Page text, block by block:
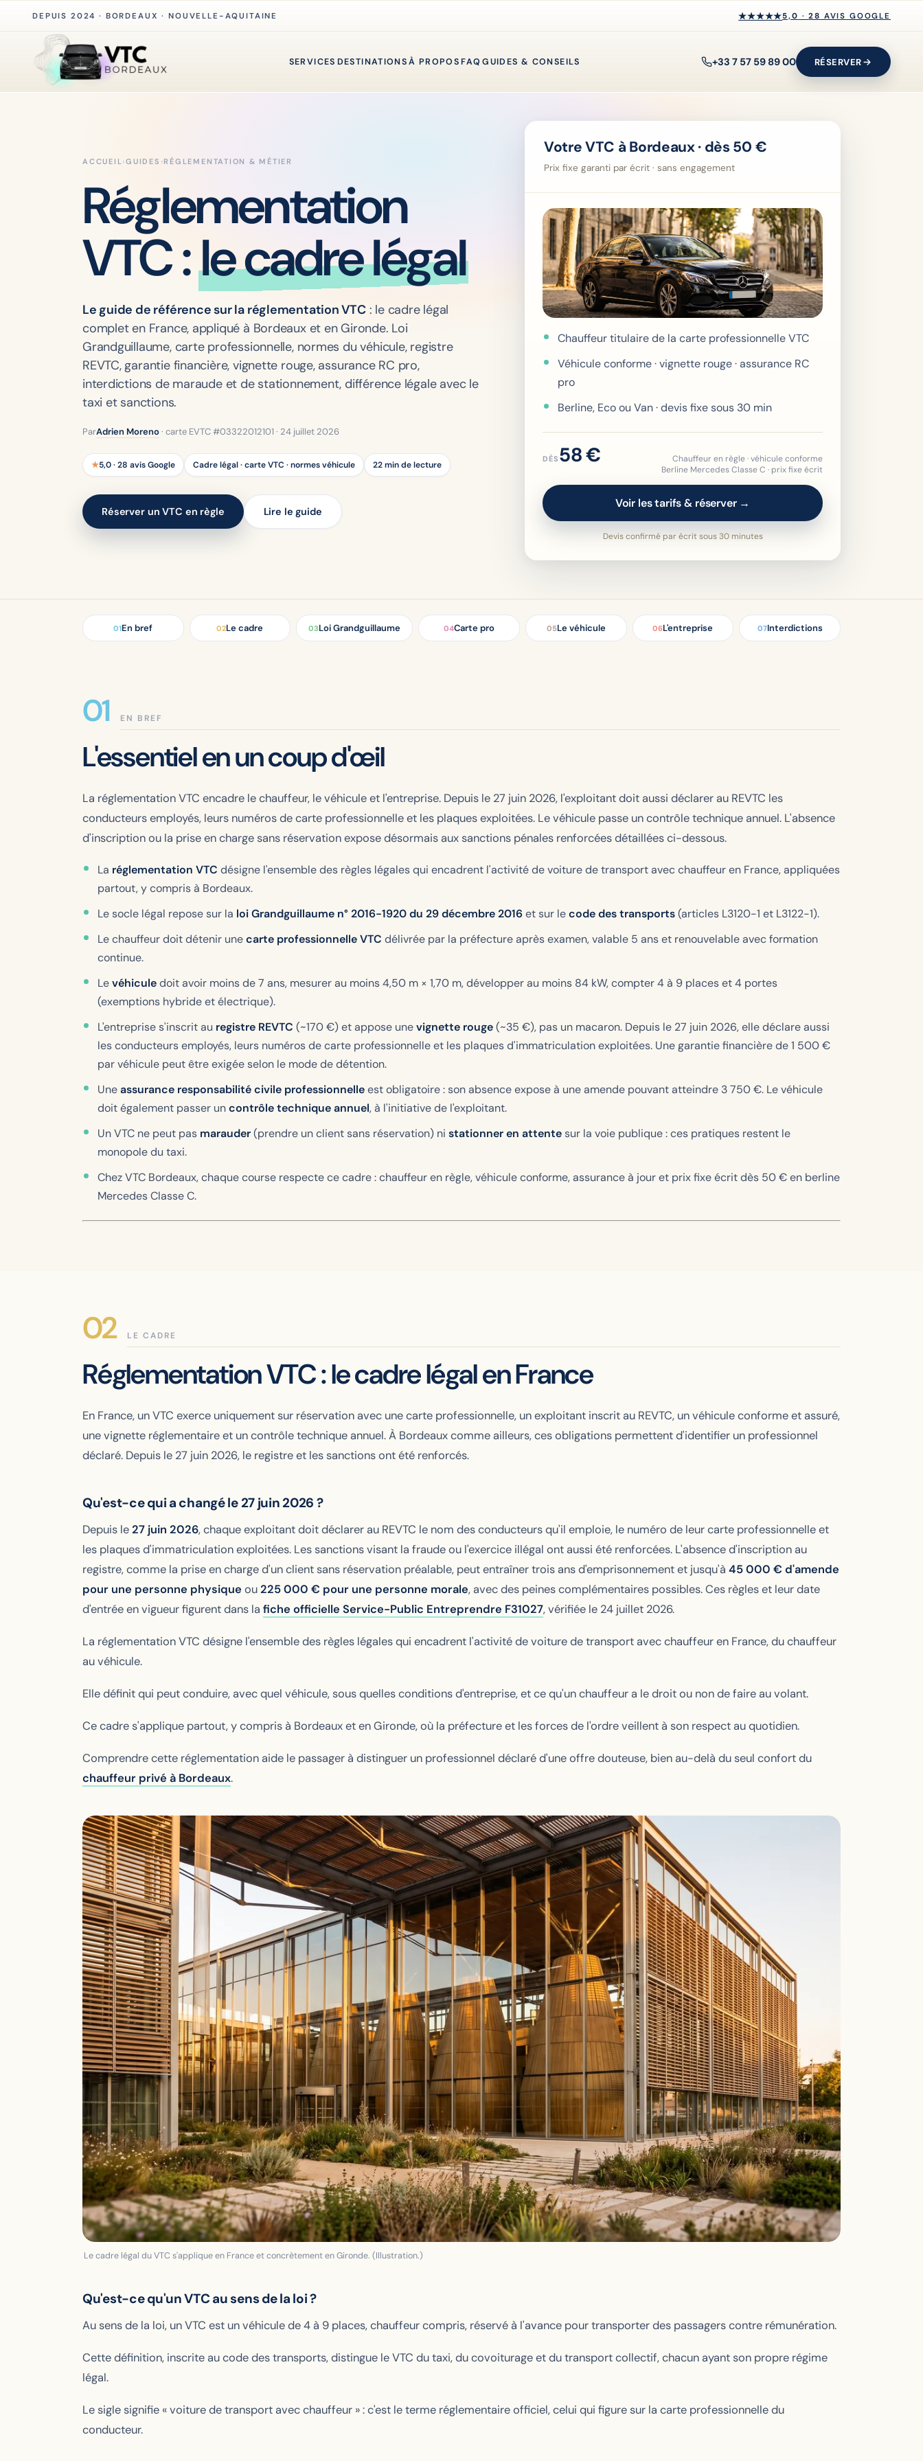
DEPUIS 2024 · BORDEAUX · NOUVELLE-AQUITAINE ★★★★★
★★★★★5,0 ·28 AVIS GOOGLE
SERVICES DESTINATIONSÀ PROPOSFAQ GUIDES & CONSEILS +33 7 57 59 89 00 RÉSERVER
ACCUEIL ›GUIDES ›RÉGLEMENTATION & MÉTIER
Réglementation
VTC :le cadre légal
Le guide de référence sur la réglementation VTC: le cadre légal
complet en France, appliqué à Bordeaux et en Gironde. Loi
Grandguillaume, carte professionnelle, normes du véhicule, registre
REVTC, garantie financière, vignette rouge, assurance RC pro,
interdictions de maraude et de stationnement, différence légale avec le
taxi et sanctions.
ParAdrien Moreno· carte EVTC #03322012101 · 24 juillet 2026
★5,0 · 28 avis Google Cadre légal · carte VTC · normes véhicule 22 min de lecture
Réserver un VTC en règle Lire le guide
Votre VTC à Bordeaux · dès 50 €
Prix fixe garanti par écrit · sans engagement
Chauffeur titulaire de la carte professionnelle VTC
Véhicule conforme · vignette rouge · assurance RC
pro
Berline, Eco ou Van · devis fixe sous 30 min
DÈS 58 €
Chauffeur en règle · véhicule conforme
Berline Mercedes Classe C · prix fixe écrit
Voir les tarifs & réserver →
Devis confirmé par écrit sous 30 minutes
01En bref 02Le cadre 03Loi Grandguillaume 04Carte pro 05Le véhicule 06L'entreprise 07Interdictions
EN BREF
L'essentiel en un coup d'œil
La réglementation VTC encadre le chauffeur, le véhicule et l'entreprise. Depuis le 27 juin 2026, l'exploitant doit aussi déclarer au REVTC les
conducteurs employés, leurs numéros de carte professionnelle et les plaques exploitées. Le véhicule passe un contrôle technique annuel. L'absence
d'inscription ou la prise en charge sans réservation expose désormais aux sanctions pénales renforcées détaillées ci-dessous.
La réglementation VTC désigne l'ensemble des règles légales qui encadrent l'activité de voiture de transport avec chauffeur en France, appliquées
partout, y compris à Bordeaux.
Le socle légal repose sur la loi Grandguillaume n° 2016-1920 du 29 décembre 2016et sur lecode des transports(articles L3120-1 et L3122-1).
Le chauffeur doit détenir unecarte professionnelle VTC délivrée par la préfecture après examen, valable 5 ans et renouvelable avec formation
continue.
Levéhiculedoit avoir moins de 7 ans, mesurer au moins 4,50 m × 1,70 m, développer au moins 84 kW, compter 4 à 9 places et 4 portes
(exemptions hybride et électrique).
L'entreprise s'inscrit au registre REVTC (~170 €) et appose unevignette rouge(~35 €), pas un macaron. Depuis le 27 juin 2026, elle déclare aussi
les conducteurs employés, leurs numéros de carte professionnelle et les plaques d'immatriculation exploitées. Une garantie financière de 1 500 €
par véhicule peut être exigée selon le mode de détention.
Uneassurance responsabilité civile professionnelleest obligatoire : son absence expose à une amende pouvant atteindre 3 750 €. Le véhicule
doit également passer uncontrôle technique annuel, à l'initiative de l'exploitant.
Un VTC ne peut pas marauder(prendre un client sans réservation) ni stationner en attentesur la voie publique : ces pratiques restent le
monopole du taxi.
Chez VTC Bordeaux, chaque course respecte ce cadre : chauffeur en règle, véhicule conforme, assurance à jour et prix fixe écrit dès 50 € en berline
Mercedes Classe C.
LE CADRE
Réglementation VTC : le cadre légal en France
En France, un VTC exerce uniquement sur réservation avec une carte professionnelle, un exploitant inscrit au REVTC, un véhicule conforme et assuré,
une vignette réglementaire et un contrôle technique annuel. À Bordeaux comme ailleurs, ces obligations permettent d'identifier un professionnel
déclaré. Depuis le 27 juin 2026, le registre et les sanctions ont été renforcés.
Qu'est-ce qui a changé le 27 juin 2026 ?
Depuis le27 juin 2026, chaque exploitant doit déclarer au REVTC le nom des conducteurs qu'il emploie, le numéro de leur carte professionnelle et
les plaques d'immatriculation exploitées. Les sanctions visant la fraude ou l'exercice illégal ont aussi été renforcées. L'absence d'inscription au
registre, comme la prise en charge d'un client sans réservation préalable, peut entraîner trois ans d'emprisonnement et jusqu'à 45 000 € d'amende
pour une personne physique ou225 000 € pour une personne morale, avec des peines complémentaires possibles. Ces règles et leur date
d'entrée en vigueur figurent dans la fiche officielle Service-Public Entreprendre F31027, vérifiée le 24 juillet 2026.
La réglementation VTC désigne l'ensemble des règles légales qui encadrent l'activité de voiture de transport avec chauffeur en France, du chauffeur
au véhicule.
Elle définit qui peut conduire, avec quel véhicule, sous quelles conditions d'entreprise, et ce qu'un chauffeur a le droit ou non de faire au volant.
Ce cadre s'applique partout, y compris à Bordeaux et en Gironde, où la préfecture et les forces de l'ordre veillent à son respect au quotidien.
Comprendre cette réglementation aide le passager à distinguer un professionnel déclaré d'une offre douteuse, bien au-delà du seul confort du
chauffeur privé à Bordeaux.
Le cadre légal du VTC s'applique en France et concrètement en Gironde. (Illustration.)
Qu'est-ce qu'un VTC au sens de la loi ?
Au sens de la loi, un VTC est un véhicule de 4 à 9 places, chauffeur compris, réservé à l'avance pour transporter des passagers contre rémunération.
Cette définition, inscrite au code des transports, distingue le VTC du taxi, du covoiturage et du transport collectif, chacun ayant son propre régime
légal.
Le sigle signifie « voiture de transport avec chauffeur » : c'est le terme réglementaire officiel, celui qui figure sur la carte professionnelle du
conducteur.